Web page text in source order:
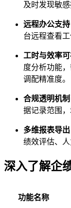
及时发现敏
远程办公支持
台远程查看
工时与效率
度分析功能
调配精准度。
合规透明机制
据记录范围
多维报表导出
绩效评估、人
深入了解企
功能名称